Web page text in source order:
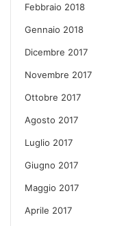
Febbraio 2018
Gennaio 2018
Dicembre 2017
Novembre 2017
Ottobre 2017
Agosto 2017
Luglio 2017
Giugno 2017
Maggio 2017
Aprile 2017